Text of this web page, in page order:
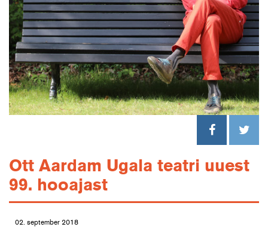
Ott Aardam Ugala teatri uuest
99. hooajast
02. september 2018